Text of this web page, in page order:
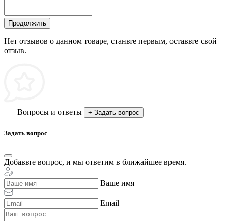
Продолжить
Нет отзывов о данном товаре, станьте первым, оставьте свой
отзыв.
Вопросы и ответы + Задать вопрос
Задать вопрос
Добавьте вопрос, и мы ответим в ближайшее время.
Ваше имя
Email